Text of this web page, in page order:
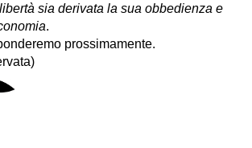
sia derivata la sua obbedienza e
.
prossimamente.